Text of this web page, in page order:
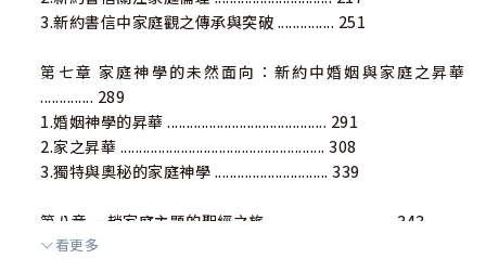
3.新約書信中家庭觀之傳承與突破 ............... 251
第七章 家庭神學的未然面向：新約中婚姻與家庭之昇華
.............. 289
1.婚姻神學的昇華 .......................................... 291
2.家之昇華 ...................................................... 308
3.獨特與奧秘的家庭神學 .............................. 339
第八章 一趟家庭主題的聖經之旅 ................................. 343
1.家庭之聖經神學 .......................................... 345
看更多